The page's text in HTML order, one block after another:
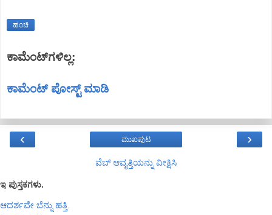
ಹಂಚಿ
ಕಾಮೆಂಟ್‌ಗಳಿಲ್ಲ:
ಕಾಮೆಂಟ್‌‌ ಪೋಸ್ಟ್‌ ಮಾಡಿ
‹ ›
ಮುಖಪುಟ
ವೆಬ್‌ ಆವೃತ್ತಿಯನ್ನು ವೀಕ್ಷಿಸಿ
ಇ ಪುಸ್ತಕಗಳು.
ಆದರ್ಶವೇ ಬೆನ್ನು ಹತ್ತಿ.